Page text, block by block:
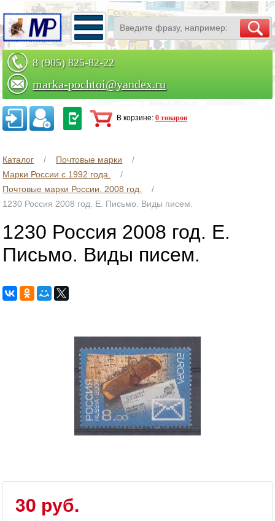
8 (905) 825-82-22
marka-pochtoi@yandex.ru
Заказать по телефону
В корзине: 0 товаров
Каталог
Почтовые марки
Марки России с 1992 года.
Почтовые марки России. 2008 год.
1230 Россия 2008 год. Е. Письмо. Виды писем.
1230 Россия 2008 год. Е.
Письмо. Виды писем.
30 руб.